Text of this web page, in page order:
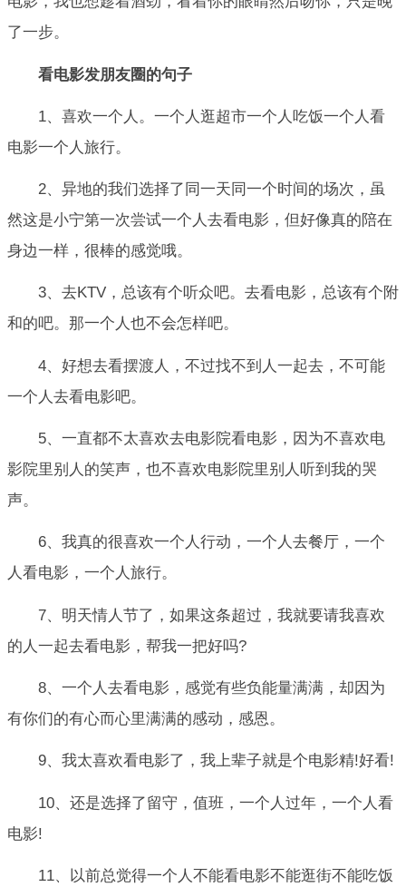
了一步。
看电影发朋友圈的句子
1、喜欢一个人。一个人逛超市一个人吃饭一个人看
电影一个人旅行。
2、异地的我们选择了同一天同一个时间的场次，虽
然这是小宁第一次尝试一个人去看电影，但好像真的陪在
身边一样，很棒的感觉哦。
3、去KTV，总该有个听众吧。去看电影，总该有个附
和的吧。那一个人也不会怎样吧。
4、好想去看摆渡人，不过找不到人一起去，不可能
一个人去看电影吧。
5、一直都不太喜欢去电影院看电影，因为不喜欢电
影院里别人的笑声，也不喜欢电影院里别人听到我的哭
声。
6、我真的很喜欢一个人行动，一个人去餐厅，一个
人看电影，一个人旅行。
7、明天情人节了，如果这条超过，我就要请我喜欢
的人一起去看电影，帮我一把好吗?
8、一个人去看电影，感觉有些负能量满满，却因为
有你们的有心而心里满满的感动，感恩。
9、我太喜欢看电影了，我上辈子就是个电影精!好看!
10、还是选择了留守，值班，一个人过年，一个人看
电影!
11、以前总觉得一个人不能看电影不能逛街不能吃饭